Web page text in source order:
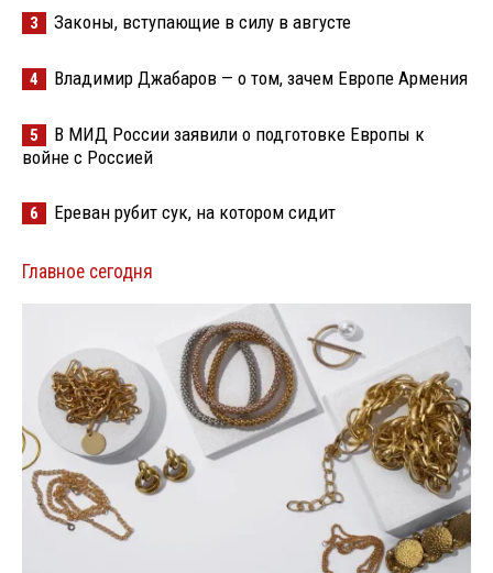
3 Законы, вступающие в силу в августе
4 Владимир Джабаров — о том, зачем Европе Армения
5
В МИД России заявили о подготовке Европы к
войне с Россией
6 Ереван рубит сук, на котором сидит
Главное сегодня